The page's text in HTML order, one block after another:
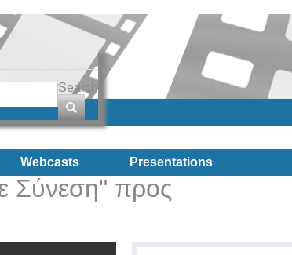
Search
Webcasts Presentations
Σύνεση" προς